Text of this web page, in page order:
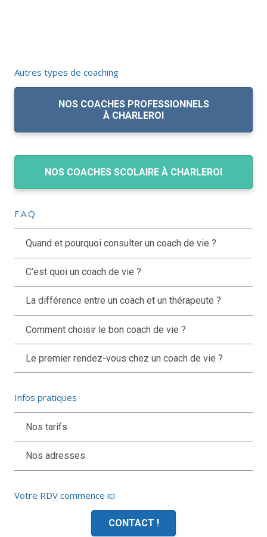
Autres types de coaching
NOS COACHES PROFESSIONNELS
À CHARLEROI
NOS COACHES SCOLAIRE À CHARLEROI
F.A.Q
Quand et pourquoi consulter un coach de vie ?
C’est quoi un coach de vie ?
La différence entre un coach et un thérapeute ?
Comment choisir le bon coach de vie ?
Le premier rendez-vous chez un coach de vie ?
Infos pratiques
Nos tarifs
Nos adresses
Votre RDV commence ici
CONTACT !